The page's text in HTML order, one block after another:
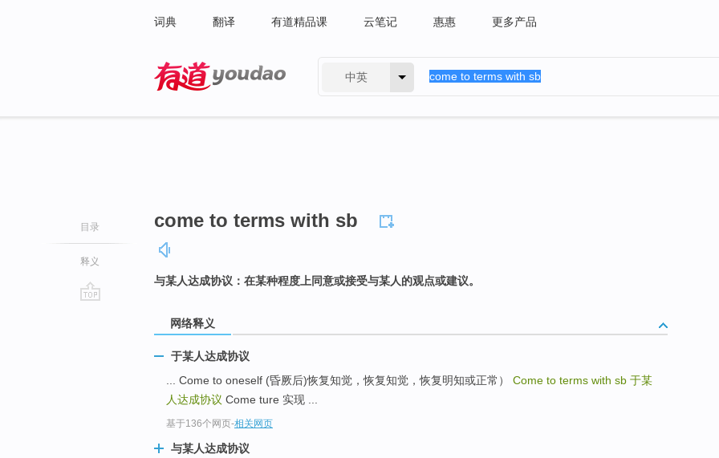
词典 翻译 有道精品课 云笔记 惠惠 更多产品
中英
目录
释义
come to terms with sb
与某人达成协议：在某种程度上同意或接受与某人的观点或建议。
网络释义
于某人达成协议
... Come to oneself (昏厥后)恢复知觉，恢复知觉，恢复明知或正常） Come to terms with sb 于某
人达成协议 Come ture 实现 ...
基于136个网页-相关网页
与某人达成协议